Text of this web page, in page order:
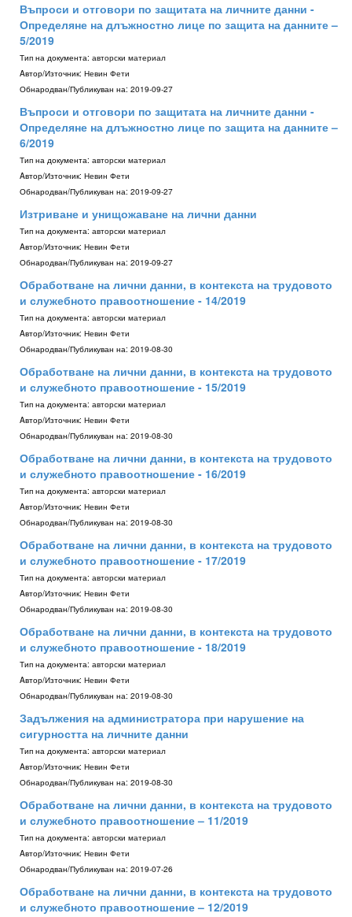
Въпроси и отговори по защитата на личните данни -
Определяне на длъжностно лице по защита на данните –
5/2019
Тип на документа: авторски материал
Aвтор/Източник: Невин Фети
Обнародван/Публикуван на: 2019-09-27
Въпроси и отговори по защитата на личните данни -
Определяне на длъжностно лице по защита на данните –
6/2019
Тип на документа: авторски материал
Aвтор/Източник: Невин Фети
Обнародван/Публикуван на: 2019-09-27
Изтриване и унищожаване на лични данни
Тип на документа: авторски материал
Aвтор/Източник: Невин Фети
Обнародван/Публикуван на: 2019-09-27
Обработване на лични данни, в контекста на трудовото
и служебното правоотношение - 14/2019
Тип на документа: авторски материал
Aвтор/Източник: Невин Фети
Обнародван/Публикуван на: 2019-08-30
Обработване на лични данни, в контекста на трудовото
и служебното правоотношение - 15/2019
Тип на документа: авторски материал
Aвтор/Източник: Невин Фети
Обнародван/Публикуван на: 2019-08-30
Обработване на лични данни, в контекста на трудовото
и служебното правоотношение - 16/2019
Тип на документа: авторски материал
Aвтор/Източник: Невин Фети
Обнародван/Публикуван на: 2019-08-30
Обработване на лични данни, в контекста на трудовото
и служебното правоотношение - 17/2019
Тип на документа: авторски материал
Aвтор/Източник: Невин Фети
Обнародван/Публикуван на: 2019-08-30
Обработване на лични данни, в контекста на трудовото
и служебното правоотношение - 18/2019
Тип на документа: авторски материал
Aвтор/Източник: Невин Фети
Обнародван/Публикуван на: 2019-08-30
Задължения на администратора при нарушение на
сигурността на личните данни
Тип на документа: авторски материал
Aвтор/Източник: Невин Фети
Обнародван/Публикуван на: 2019-08-30
Обработване на лични данни, в контекста на трудовото
и служебното правоотношение – 11/2019
Тип на документа: авторски материал
Aвтор/Източник: Невин Фети
Обнародван/Публикуван на: 2019-07-26
Обработване на лични данни, в контекста на трудовото
и служебното правоотношение – 12/2019